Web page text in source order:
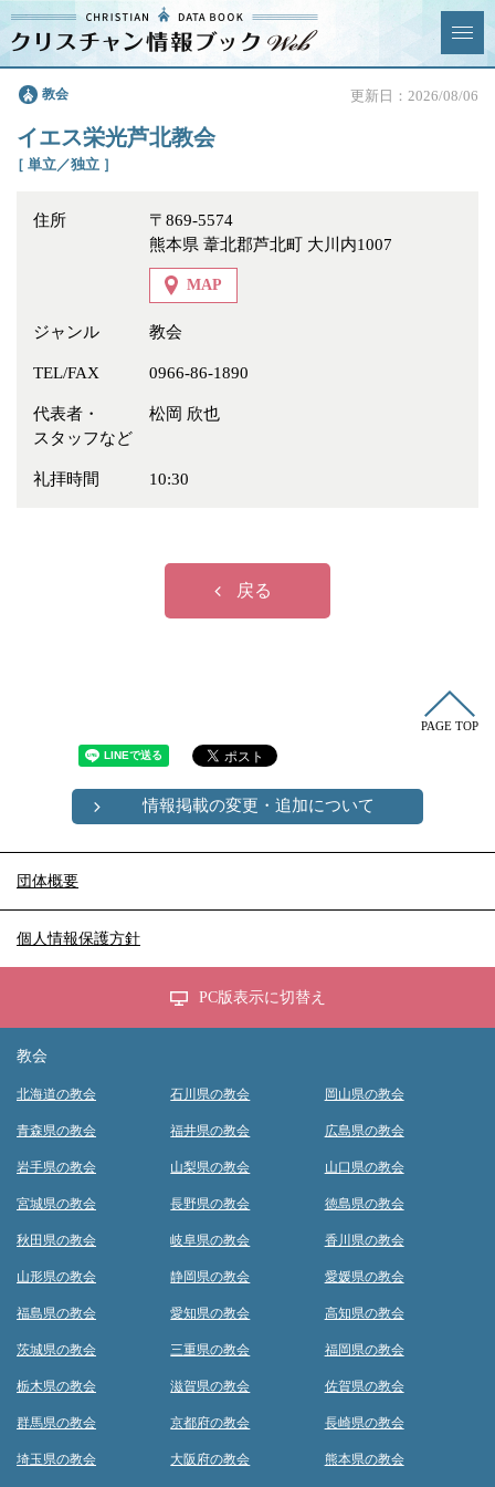
クリスチャン
情報ブックとは
News & Topics
よくあるご質問
教会
教会 更新日：2026/08/06
イエス栄光芦北教会
［ 単立／独立 ］
住所
〒869-5574
熊本県 葦北郡芦北町 大川内1007
MAP
ジャンル 教会
TEL/FAX 0966-86-1890
代表者・
スタッフなど
松岡 欣也
礼拝時間 10:30
戻る
PAGE TOP
情報掲載の変更・追加について
団体概要
個人情報保護方針
PC版表示に切替え
教会
北海道の教会
青森県の教会
岩手県の教会
宮城県の教会
秋田県の教会
山形県の教会
福島県の教会
茨城県の教会
栃木県の教会
群馬県の教会
埼玉県の教会
石川県の教会
福井県の教会
山梨県の教会
長野県の教会
岐阜県の教会
静岡県の教会
愛知県の教会
三重県の教会
滋賀県の教会
京都府の教会
大阪府の教会
岡山県の教会
広島県の教会
山口県の教会
徳島県の教会
香川県の教会
愛媛県の教会
高知県の教会
福岡県の教会
佐賀県の教会
長崎県の教会
熊本県の教会